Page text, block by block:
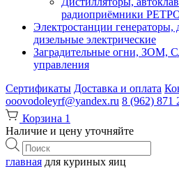
радиоприёмники
Электростанции генераторы,
дизельные электрические
Заградительные огни, ЗОМ,
управления
Сертификаты Доставка и оплата
ooovodoleyrf@yandex.ru 8 (962) 871
Корзина 1
Наличие и цену уточняйте
Поиск
товаров
главная для куриных яиц